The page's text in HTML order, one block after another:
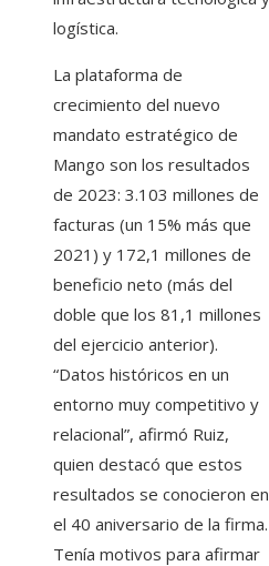
logística.
La plataforma de
crecimiento del nuevo
mandato estratégico de
Mango son los resultados
de 2023: 3.103 millones de
facturas (un 15% más que
2021) y 172,1 millones de
beneficio neto (más del
doble que los 81,1 millones
del ejercicio anterior).
“Datos históricos en un
entorno muy competitivo y
relacional”, afirmó Ruiz,
quien destacó que estos
resultados se conocieron en
el 40 aniversario de la firma.
Tenía motivos para afirmar